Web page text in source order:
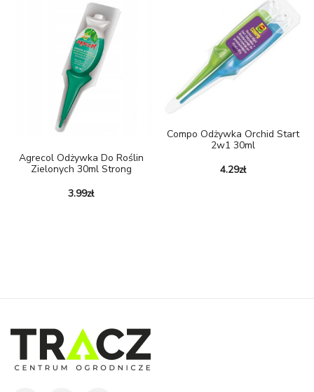
Agrecol Odżywka Do Roślin
Zielonych 30ml Strong
3.99zł
Compo Odżywka Orchid Start
2w1 30ml
4.29zł